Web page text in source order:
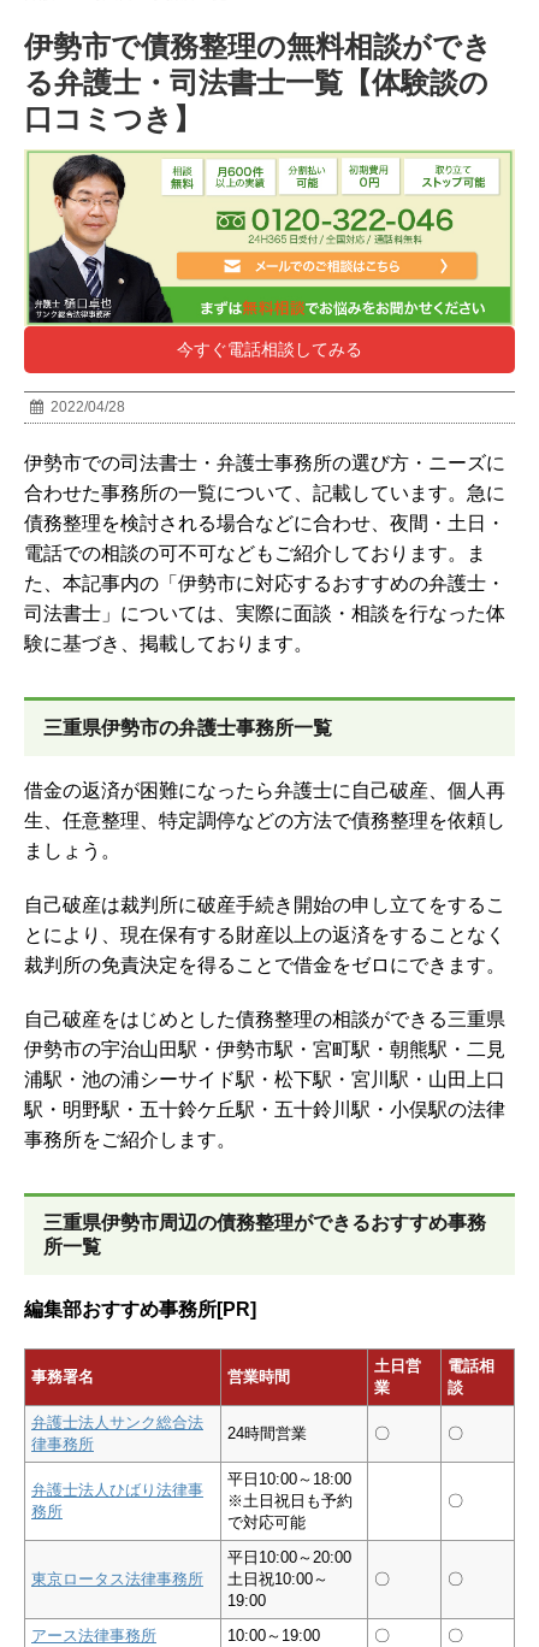
伊勢市で債務整理の無料相談ができ
る弁護士・司法書士一覧【体験談の
口コミつき】
今すぐ電話相談してみる
2022/04/28
伊勢市での司法書士・弁護士事務所の選び方・ニーズに
合わせた事務所の一覧について、記載しています。急に
債務整理を検討される場合などに合わせ、夜間・土日・
電話での相談の可不可などもご紹介しております。ま
た、本記事内の「 伊勢市に対応するおすすめの弁護士・
司法書士」については、実際に面談・相談を行なった体
験に基づき、掲載しております。
三重県伊勢市の弁護士事務所一覧
借金の返済が困難になったら弁護士に自己破産、個人再
生、任意整理、特定調停などの方法で債務整理を依頼し
ましょう。
自己破産は裁判所に破産手続き開始の申し立てをするこ
とにより、現在保有する財産以上の返済をすることなく
裁判所の免責決定を得ることで借金をゼロにできます。
自己破産をはじめとした債務整理の相談ができる三重県
伊勢市の宇治山田駅・伊勢市駅・宮町駅・朝熊駅・二見
浦駅・池の浦シーサイド駅・松下駅・宮川駅・山田上口
駅・明野駅・五十鈴ケ丘駅・五十鈴川駅・小俣駅の法律
事務所をご紹介します。
三重県伊勢市周辺の債務整理ができるおすすめ事務
所一覧
編集部おすすめ事務所[PR]
事務署名 営業時間
土日営
業
電話相
談
弁護士法人サンク総合法
律事務所
24時間営業 〇 〇
弁護士法人ひばり法律事
務所
平日10:00～18:00
※土日祝日も予約
で対応可能
〇
東京ロータス法律事務所
平日10:00～20:00
土日祝10:00～
19:00
〇 〇
アース法律事務所 10:00～19:00 〇 〇